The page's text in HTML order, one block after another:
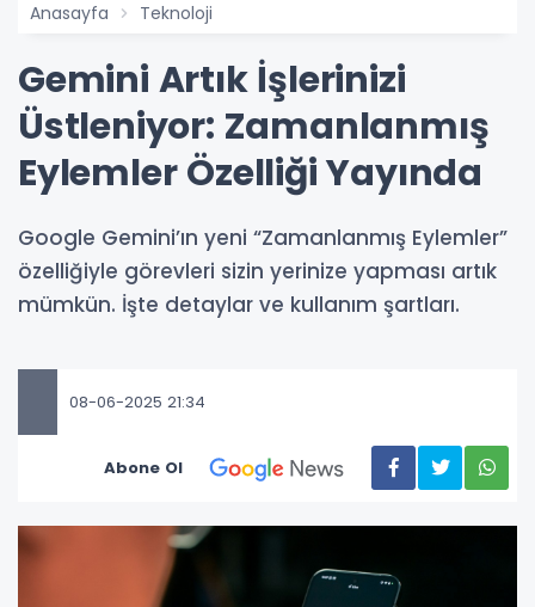
Anasayfa Teknoloji
Gemini Artık İşlerinizi
Üstleniyor: Zamanlanmış
Eylemler Özelliği Yayında
Google Gemini’ın yeni “Zamanlanmış Eylemler”
özelliğiyle görevleri sizin yerinize yapması artık
mümkün. İşte detaylar ve kullanım şartları.
08-06-2025 21:34
Abone Ol